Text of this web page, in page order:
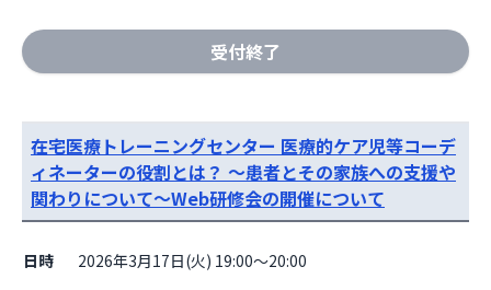
受付終了
在宅医療トレーニングセンター 医療的ケア児等コーデ
ィネーターの役割とは？ ～患者とその家族への支援や
関わりについて～Web研修会の開催について
日時 2026年3月17日(火) 19:00～20:00